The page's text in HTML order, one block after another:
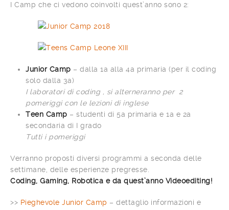
I Camp che ci vedono coinvolti quest’anno sono 2:
Junior Camp – dalla 1a alla 4a primaria (per il coding
solo dalla 3a)
I laboratori di coding , si alterneranno per 2
pomeriggi con le lezioni di inglese
Teen Camp – studenti di 5a primaria e 1a e 2a
secondaria di I grado
Tutti i pomeriggi
Verranno proposti diversi programmi a seconda delle
settimane, delle esperienze pregresse.
Coding, Gaming, Robotica e da quest’anno Videoediting!
>> Pieghevole Junior Camp – dettaglio informazioni e